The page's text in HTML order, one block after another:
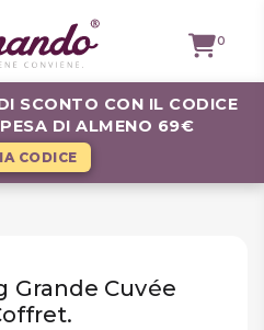
0
SCONTO CON IL CODICE
DI ALMENO 69€
CODICE
Grande Cuvée